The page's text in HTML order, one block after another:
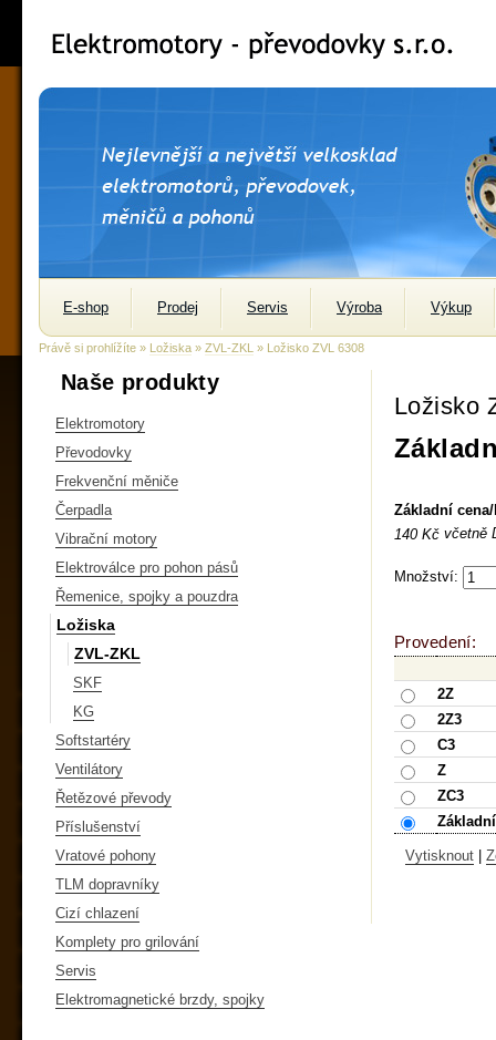
E-shop Prodej Servis Výroba Výkup
Právě si prohlížíte » Ložiska » ZVL-ZKL » Ložisko ZVL 6308
Naše produkty
Elektromotory
Převodovky
Frekvenční měniče
Čerpadla
Vibrační motory
Elektroválce pro pohon pásů
Řemenice, spojky a pouzdra
Ložiska
ZVL-ZKL
SKF
KG
Softstartéry
Ventilátory
Řetězové převody
Příslušenství
Vratové pohony
TLM dopravníky
Cizí chlazení
Komplety pro grilování
Servis
Elektromagnetické brzdy, spojky
Ložisko
Základní
140 Kč včetně
Množství:
Provedení:
2Z
2Z3
C3
Z
ZC3
Vytisknout